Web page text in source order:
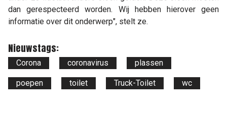
dan gerespecteerd worden. Wij hebben hierover geen
informatie over dit onderwerp", stelt ze.
Nieuwstags:
Corona coronavirus plassen
poepen toilet Truck-Toilet wc